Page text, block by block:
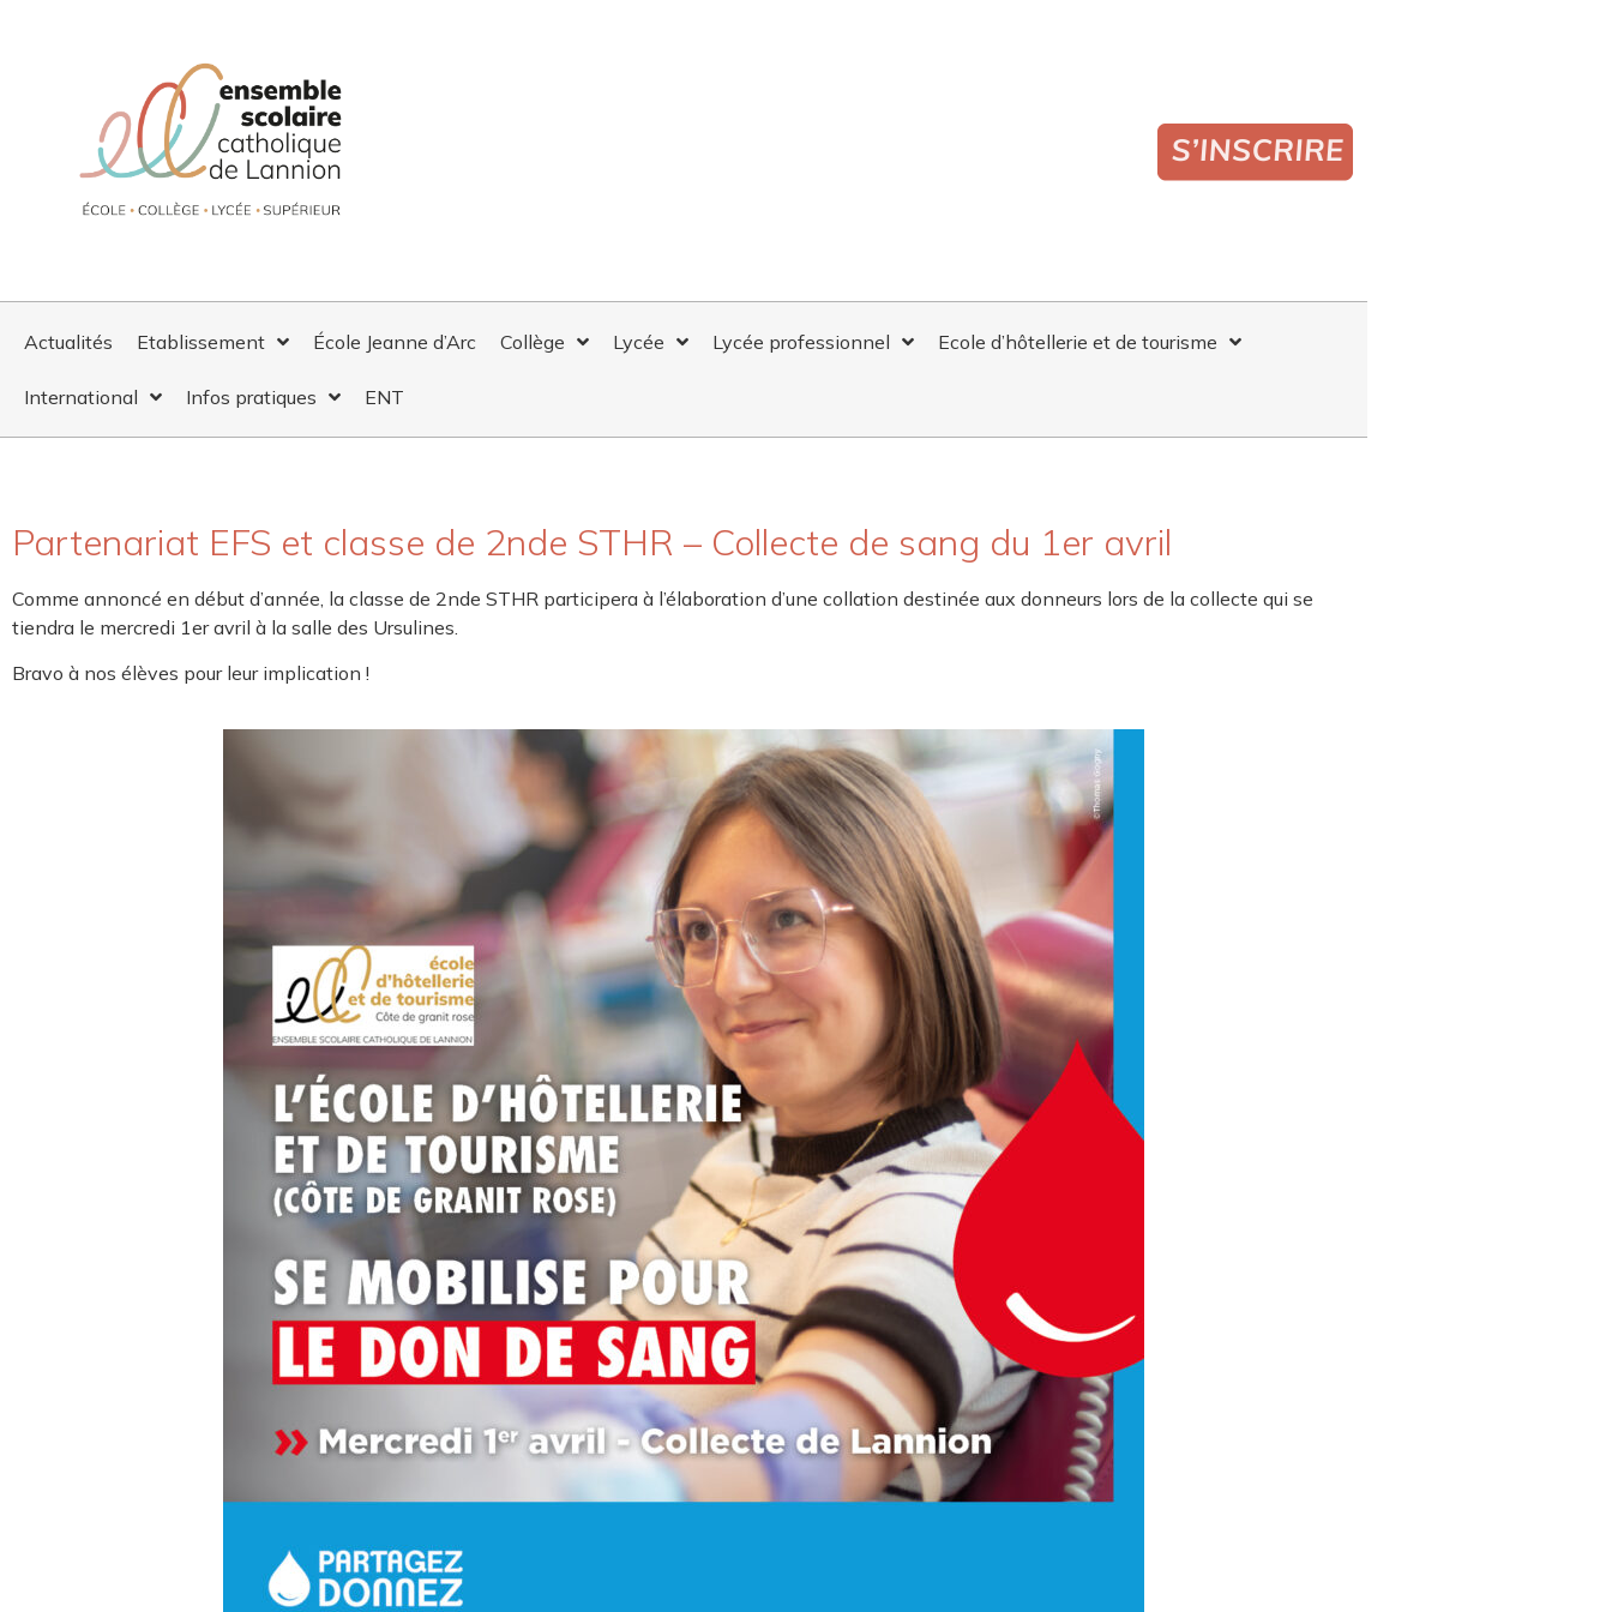
Actualités Etablissement École Jeanne d’Arc Collège Lycée Lycée professionnel Ecole d’hôtellerie et de tourisme
International Infos pratiques ENT
Partenariat EFS et classe de 2nde STHR – Collecte de sang du 1er avril
Comme annoncé en début d’année, la classe de 2nde STHR participera à l’élaboration d’une collation destinée aux donneurs lors de la collecte qui se
tiendra le mercredi 1er avril à la salle des Ursulines.
Bravo à nos élèves pour leur implication !